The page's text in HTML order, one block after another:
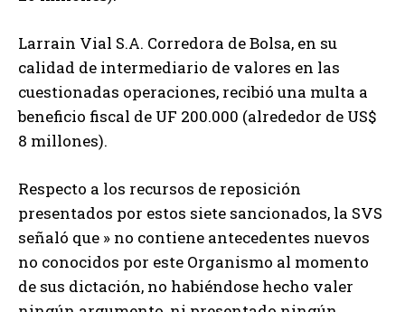
Larrain Vial S.A. Corredora de Bolsa, en su
calidad de intermediario de valores en las
cuestionadas operaciones, recibió una multa a
beneficio fiscal de UF 200.000 (alrededor de US$
8 millones).
Respecto a los recursos de reposición
presentados por estos siete sancionados, la SVS
señaló que » no contiene antecedentes nuevos
no conocidos por este Organismo al momento
de sus dictación, no habiéndose hecho valer